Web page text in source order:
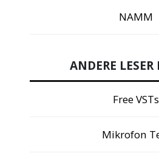
NAMM
ANDERE
Free VSTs
Mikrofon